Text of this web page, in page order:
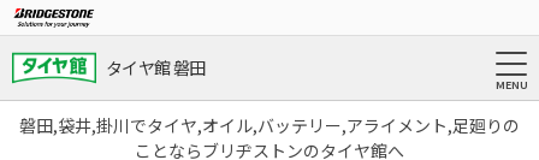
タイヤ館 磐田
磐田,袋井,掛川でタイヤ,オイル,バッテリー,アライメント,足廻りの
ことならブリヂストンのタイヤ館へ